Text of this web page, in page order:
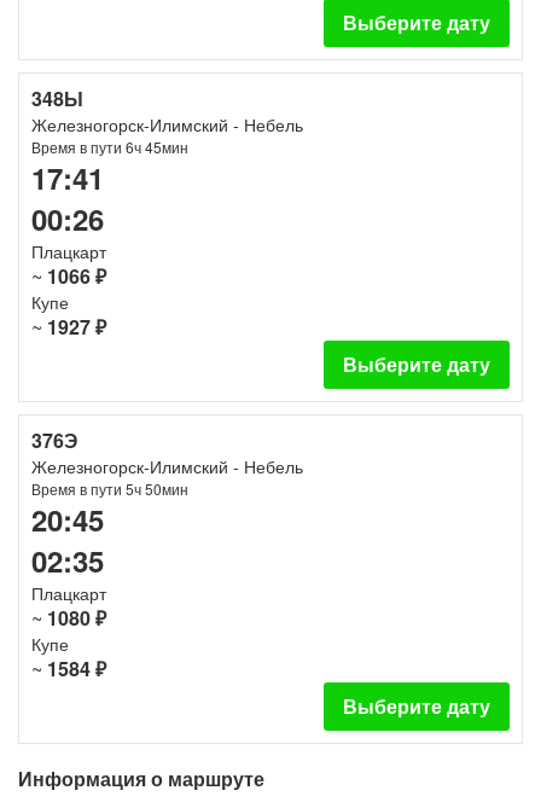
Выберите дату
348Ы
Железногорск-Илимский - Небель
Время в пути 6ч 45мин
17:41
00:26
Плацкарт
~ 1066 ₽
Купе
~ 1927 ₽
Выберите дату
376Э
Железногорск-Илимский - Небель
Время в пути 5ч 50мин
20:45
02:35
Плацкарт
~ 1080 ₽
Купе
~ 1584 ₽
Выберите дату
Информация о маршруте